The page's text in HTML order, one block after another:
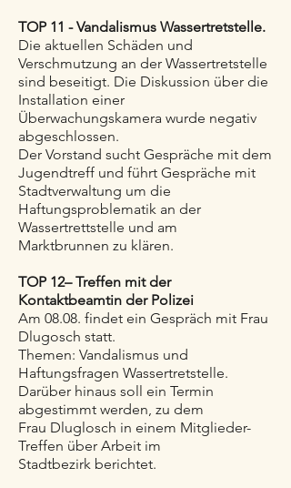
TOP 11 - Vandalismus Wassertretstelle.
Die aktuellen Schäden und
Verschmutzung an der Wassertretstelle
sind beseitigt. Die Diskussion über die
Installation einer
Überwachungskamera wurde negativ
abgeschlossen.
Der Vorstand sucht Gespräche mit dem
Jugendtreff und führt Gespräche mit
Stadtverwaltung um die
Haftungsproblematik an der
Wassertrettstelle und am
Marktbrunnen zu klären.
TOP 12– Treffen mit der
Kontaktbeamtin der Polizei
Am 08.08. findet ein Gespräch mit Frau
Dlugosch statt.
Themen: Vandalismus und
Haftungsfragen Wassertretstelle.
Darüber hinaus soll ein Termin
abgestimmt werden, zu dem
Frau Dluglosch in einem Mitglieder-
Treffen über Arbeit im
Stadtbezirk berichtet.